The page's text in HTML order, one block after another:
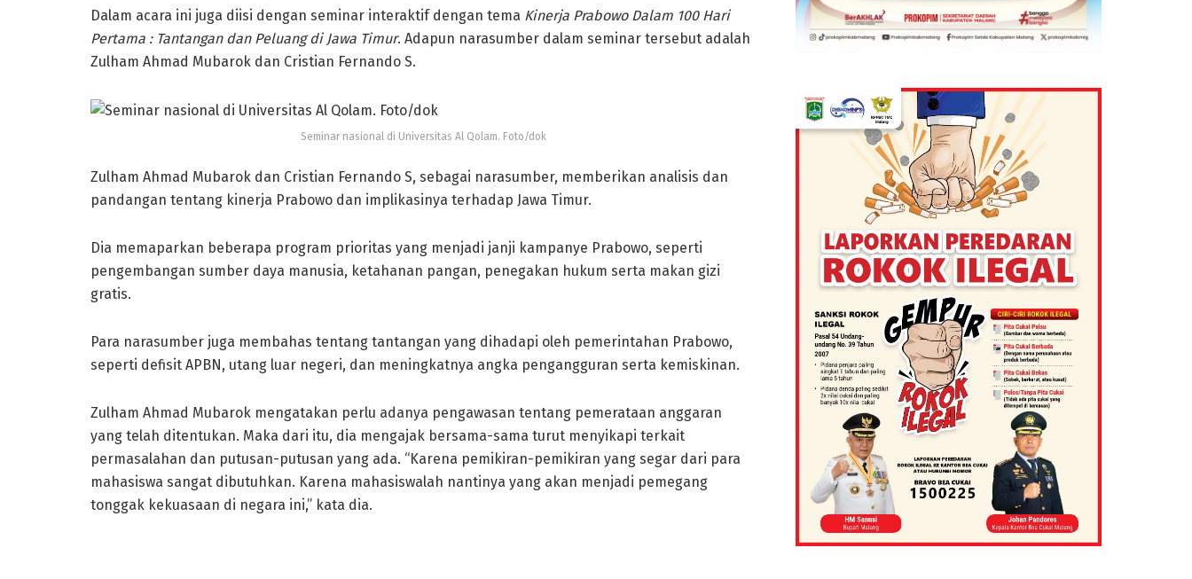
Dalam acara ini juga diisi dengan seminar interaktif dengan tema Kinerja Prabowo Dalam 100 Hari
Pertama : Tantangan dan Peluang di Jawa Timur. Adapun narasumber dalam seminar tersebut adalah
Zulham Ahmad Mubarok dan Cristian Fernando S.
Seminar nasional di Universitas Al Qolam. Foto/dok
Zulham Ahmad Mubarok dan Cristian Fernando S, sebagai narasumber, memberikan analisis dan
pandangan tentang kinerja Prabowo dan implikasinya terhadap Jawa Timur.
Dia memaparkan beberapa program prioritas yang menjadi janji kampanye Prabowo, seperti
pengembangan sumber daya manusia, ketahanan pangan, penegakan hukum serta makan gizi
gratis.
Para narasumber juga membahas tentang tantangan yang dihadapi oleh pemerintahan Prabowo,
seperti defisit APBN, utang luar negeri, dan meningkatnya angka pengangguran serta kemiskinan.
Zulham Ahmad Mubarok mengatakan perlu adanya pengawasan tentang pemerataan anggaran
yang telah ditentukan. Maka dari itu, dia mengajak bersama-sama turut menyikapi terkait
permasalahan dan putusan-putusan yang ada. “Karena pemikiran-pemikiran yang segar dari para
mahasiswa sangat dibutuhkan. Karena mahasiswalah nantinya yang akan menjadi pemegang
tonggak kekuasaan di negara ini,” kata dia.